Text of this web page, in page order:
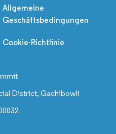
Allgemeine
Geschäftsbedingungen
Cookie-Richtlinie
District, Gachibowli